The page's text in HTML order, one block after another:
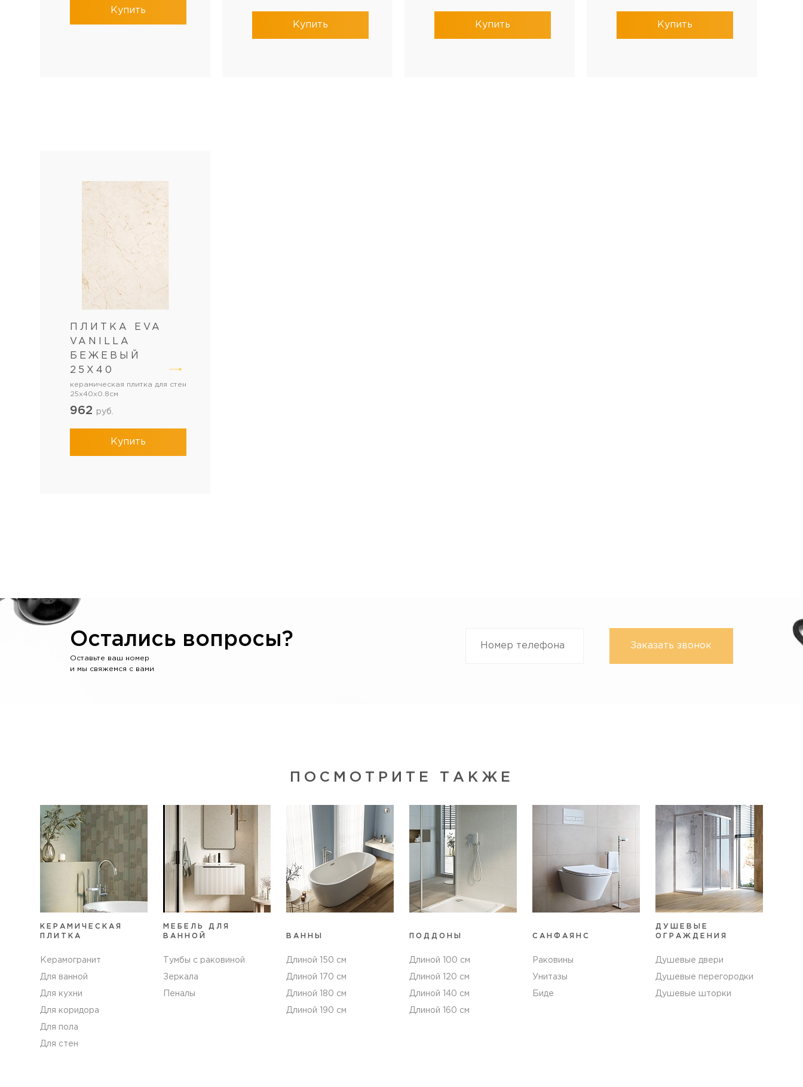
Купить
Купить Купить Купить
ПЛИТКА EVA
VANILLA
БЕЖЕВЫЙ
25Х40
керамическая плитка для стен
25x40x0.8см
962 руб.
Купить
Остались вопросы?
Оставьте ваш номер
и мы свяжемся с вами
ПОСМОТРИТЕ ТАКЖЕ
КЕРАМИЧЕСКАЯ
ПЛИТКА
Керамогранит
Для ванной
Для кухни
Для коридора
Для пола
Для стен
МЕБЕЛЬ ДЛЯ
ВАННОЙ
Тумбы с раковиной
Зеркала
Пеналы
ВАННЫ
Длиной 150 см
Длиной 170 см
Длиной 180 см
Длиной 190 см
ПОДДОНЫ
Длиной 100 см
Длиной 120 см
Длиной 140 см
Длиной 160 см
САНФАЯНС
Раковины
Унитазы
Биде
ДУШЕВЫЕ
ОГРАЖДЕНИЯ
Душевые двери
Душевые перегородки
Душевые шторки